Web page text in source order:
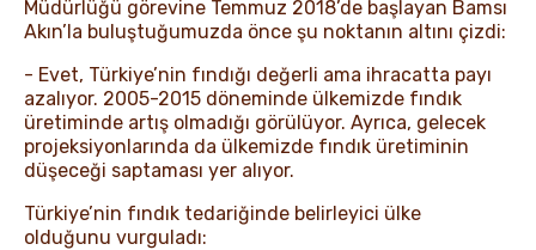
Müdürlüğü görevine Temmuz 2018’de başlayan Bamsı
Akın’la buluştuğumuzda önce şu noktanın altını çizdi:
- Evet, Türkiye’nin fındığı değerli ama ihracatta payı
azalıyor. 2005-2015 döneminde ülkemizde fındık
üretiminde artış olmadığı görülüyor. Ayrıca, gelecek
projeksiyonlarında da ülkemizde fındık üretiminin
düşeceği saptaması yer alıyor.
Türkiye’nin fındık tedariğinde belirleyici ülke
olduğunu vurguladı: